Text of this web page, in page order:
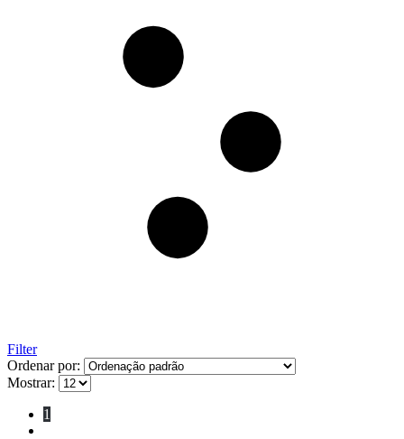
Filter
Ordenar por:
Mostrar:
1